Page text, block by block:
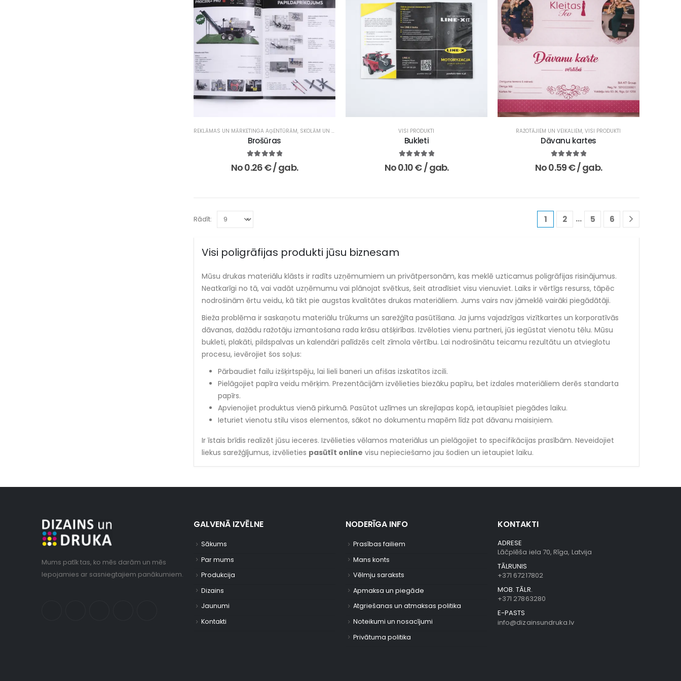
REKLĀMAS UN MĀRKETINGA AĢENTŪRĀM, SKOLĀM UN IZGLĪTĪBAS IESTĀDĒM VISI PRODUKTI
Brošūras
5.00no 5
No0.26€/ gab.
VISI PRODUKTI
Bukleti
5.00no 5
No0.10€/ gab.
RAŽOTĀJIEM UN VEIKALIEM,VISI PRODUKTI
Dāvanu kartes
5.00no 5
No0.59€/ gab.
Rādīt: 1 2 … 5 6
Visi poligrāfijas produkti jūsu biznesam
Mūsu drukas materiālu klāsts ir radīts uzņēmumiem un privātpersonām, kas meklē uzticamus poligrāfijas risinājumus.
Neatkarīgi no tā, vai vadāt uzņēmumu vai plānojat svētkus, šeit atradīsiet visu vienuviet. Laiks ir vērtīgs resurss, tāpēc
nodrošinām ērtu veidu, kā tikt pie augstas kvalitātes drukas materiāliem. Jums vairs nav jāmeklē vairāki piegādātāji.
Bieža problēma ir saskaņotu materiālu trūkums un sarežģīta pasūtīšana. Ja jums vajadzīgas vizītkartes un korporatīvās
dāvanas, dažādu ražotāju izmantošana rada krāsu atšķirības. Izvēloties vienu partneri, jūs iegūstat vienotu tēlu. Mūsu
bukleti, plakāti, pildspalvas un kalendāri palīdzēs celt zīmola vērtību. Lai nodrošinātu teicamu rezultātu un atvieglotu
procesu, ievērojiet šos soļus:
Pārbaudiet failu izšķirtspēju, lai lieli baneri un afišas izskatītos izcili.
Pielāgojiet papīra veidu mērķim. Prezentācijām izvēlieties biezāku papīru, bet izdales materiāliem derēs standarta
papīrs.
Apvienojiet produktus vienā pirkumā. Pasūtot uzlīmes un skrejlapas kopā, ietaupīsiet piegādes laiku.
Ieturiet vienotu stilu visos elementos, sākot no dokumentu mapēm līdz pat dāvanu maisiņiem.
Ir īstais brīdis realizēt jūsu ieceres. Izvēlieties vēlamos materiālus un pielāgojiet to specifikācijas prasībām. Neveidojiet
liekus sarežģījumus, izvēlieties pasūtīt online visu nepieciešamo jau šodien un ietaupiet laiku.
Mums patīk tas, ko mēs darām un mēs
lepojamies ar sasniegtajiem panākumiem.
GALVENĀ IZVĒLNE
Sākums
Par mums
Produkcija
Dizains
Jaunumi
Kontakti
NODERĪGA INFO
Prasības failiem
Mans konts
Vēlmju saraksts
Apmaksa un piegāde
Atgriešanas un atmaksas politika
Noteikumi un nosacījumi
Privātuma politika
KONTAKTI
ADRESE
Lāčplēša iela 70, Rīga, Latvija
TĀLRUNIS
+371 67217802
MOB. TĀLR.
+371 27863280
E-PASTS
info@dizainsundruka.lv